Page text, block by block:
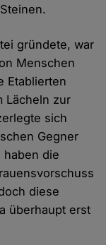
gründete, war
Menschen
Etablierten
Lächeln zur
sich
Gegner
haben die
diese
überhaupt erst